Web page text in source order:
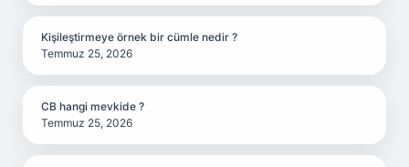
Kişileştirmeye örnek bir cümle nedir ?
Temmuz 25, 2026
CB hangi mevkide ?
Temmuz 25, 2026